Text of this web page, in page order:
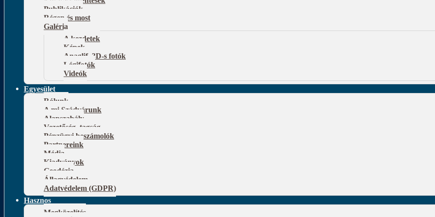
Publikációk
Régen és most
Galéria
A kezdetek
Képek
Anaglif, 3D-s fotók
Légifotók
Videók
Egyesület
Rólunk
A mi Szádvárunk
Alapszabály
Vezetőség, tagság
Pénzügyi beszámolók
Partnereink
Média
Kiadványok
Geodézia
Állagvédelem
Adatvédelem (GDPR)
Hasznos
Megközelítés